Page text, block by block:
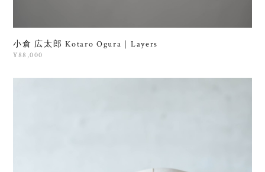
小倉 広太郎 Kotaro Ogura｜Layers
¥88,000